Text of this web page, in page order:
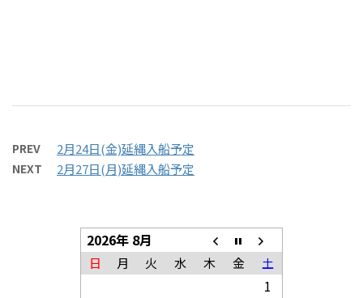
PREV 2月24日(金)延縄入船予定
NEXT 2月27日(月)延縄入船予定
2026年 8月
日 月 火 水 木 金 土
1